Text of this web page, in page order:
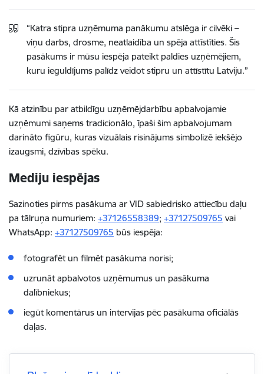
“Katra stipra uzņēmuma panākumu atslēga ir cilvēki –
viņu darbs, drosme, neatlaidība un spēja attīstīties. Šis
pasākums ir mūsu iespēja pateikt paldies uzņēmējiem,
kuru ieguldījums palīdz veidot stipru un attīstītu Latviju.”
Kā atzinību par atbildīgu uzņēmējdarbību apbalvojamie
uzņēmumi saņems tradicionālo, īpaši šim apbalvojumam
darināto figūru, kuras vizuālais risinājums simbolizē iekšējo
izaugsmi, dzīvības spēku.
Mediju iespējas
Sazinoties pirms pasākuma ar VID sabiedrisko attiecību daļu
pa tālruņa numuriem: +37126558389; +37127509765 vai
WhatsApp: +37127509765 būs iespēja:
fotografēt un filmēt pasākuma norisi;
uzrunāt apbalvotos uzņēmumus un pasākuma
dalībniekus;
iegūt komentārus un intervijas pēc pasākuma oficiālās
daļas.